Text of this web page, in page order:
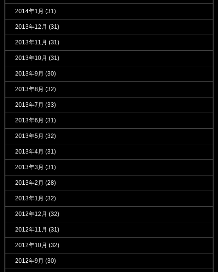
2014年1月 (31)
2013年12月 (31)
2013年11月 (31)
2013年10月 (31)
2013年9月 (30)
2013年8月 (32)
2013年7月 (33)
2013年6月 (31)
2013年5月 (32)
2013年4月 (31)
2013年3月 (31)
2013年2月 (28)
2013年1月 (32)
2012年12月 (32)
2012年11月 (31)
2012年10月 (32)
2012年9月 (30)